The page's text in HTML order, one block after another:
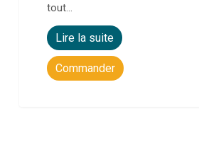
tout…
Lire la suite
Commander